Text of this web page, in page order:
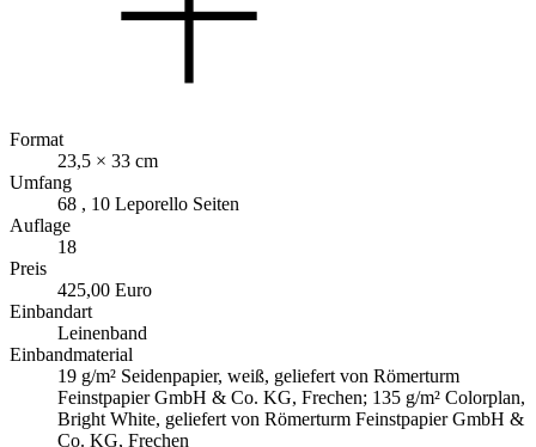
Format
23,5 × 33 cm
Umfang
68 , 10 Leporello Seiten
Auflage
18
Preis
425,00 Euro
Einbandart
Leinenband
Einbandmaterial
19 g/m² Seidenpapier, weiß, geliefert von Römerturm
Feinstpapier GmbH & Co. KG, Frechen; 135 g/m² Colorplan,
Bright White, geliefert von Römerturm Feinstpapier GmbH &
Co. KG, Frechen